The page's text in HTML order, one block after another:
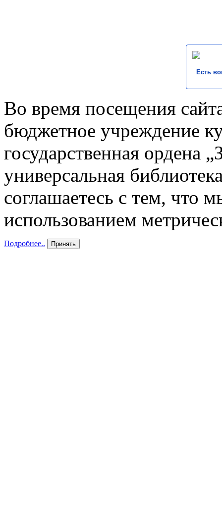
Есть
Во время посещения
бюджетное учреждение
государственная ордена
универсальная
соглашаетесь с тем, что
использованием
Подробнее.. Принять